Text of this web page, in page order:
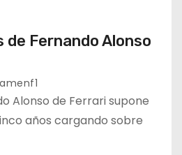
de Fernando Alonso
Alonso de Ferrari supone
años cargando sobre